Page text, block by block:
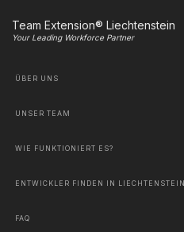
Team Extension® Liechtenstein
Your Leading Workforce Partner
ÜBER UNS
UNSER TEAM
WIE FUNKTIONIERT ES?
ENTWICKLER FINDEN IN LIECHTENSTEIN
FAQ